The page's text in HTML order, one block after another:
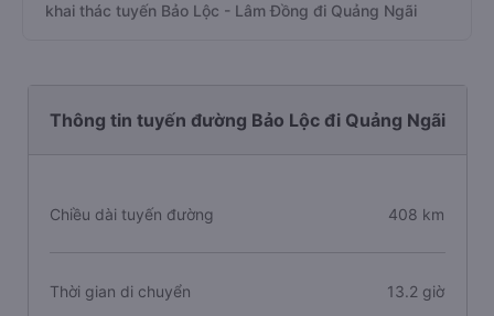
khai thác tuyến Bảo Lộc - Lâm Đồng đi Quảng Ngãi
Thông tin tuyến đường Bảo Lộc đi Quảng Ngãi
Chiều dài tuyến đường 408 km
Thời gian di chuyển 13.2 giờ